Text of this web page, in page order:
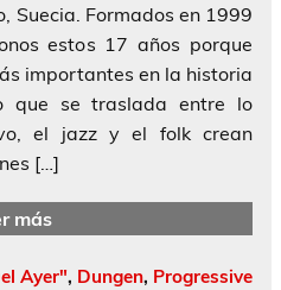
Suecia. Formados en 1999
estos 17 años porque
importantes en la historia
que se traslada entre lo
el jazz y el folk crean
[…]
más
Ayer", Dungen, Progressive